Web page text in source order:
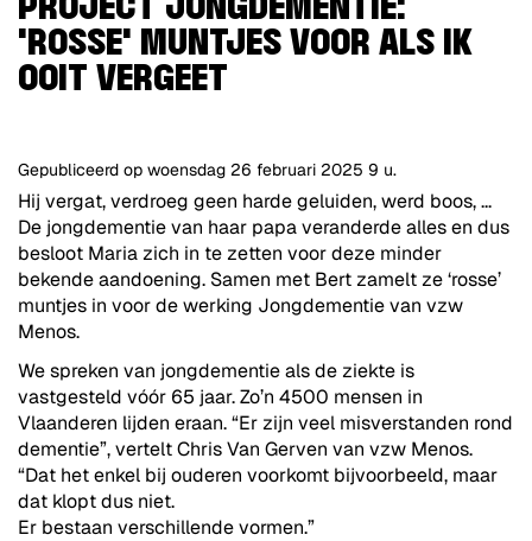
PROJECT JONGDEMENTIE:
'ROSSE' MUNTJES VOOR ALS IK
OOIT VERGEET
Gepubliceerd op woensdag 26 februari 2025 9 u.
Hij vergat, verdroeg geen harde geluiden, werd boos, ...
De jongdementie van haar papa veranderde alles en dus
besloot Maria zich in te zetten voor deze minder
bekende aandoening. Samen met Bert zamelt ze ‘rosse’
muntjes in voor de werking Jongdementie van vzw
Menos.
We spreken van jongdementie als de ziekte is
vastgesteld vóór 65 jaar. Zo’n 4500 mensen in
Vlaanderen lijden eraan. “Er zijn veel misverstanden rond
dementie”, vertelt Chris Van Gerven van vzw Menos.
“Dat het enkel bij ouderen voorkomt bijvoorbeeld, maar
dat klopt dus niet.
Er bestaan verschillende vormen.”